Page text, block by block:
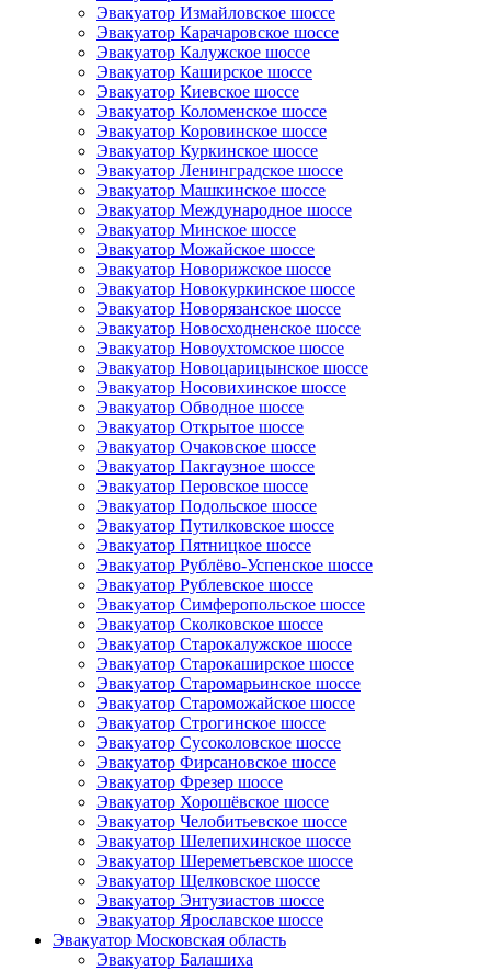
Эвакуатор Измайловское шоссе
Эвакуатор Карачаровское шоссе
Эвакуатор Калужское шоссе
Эвакуатор Каширское шоссе
Эвакуатор Киевское шоссе
Эвакуатор Коломенское шоссе
Эвакуатор Коровинское шоссе
Эвакуатор Куркинское шоссе
Эвакуатор Ленинградское шоссе
Эвакуатор Машкинское шоссе
Эвакуатор Международное шоссе
Эвакуатор Минское шоссе
Эвакуатор Можайское шоссе
Эвакуатор Новорижское шоссе
Эвакуатор Новокуркинское шоссе
Эвакуатор Новорязанское шоссе
Эвакуатор Новосходненское шоссе
Эвакуатор Новоухтомское шоссе
Эвакуатор Новоцарицынское шоссе
Эвакуатор Носовихинское шоссе
Эвакуатор Обводное шоссе
Эвакуатор Открытое шоссе
Эвакуатор Очаковское шоссе
Эвакуатор Пакгаузное шоссе
Эвакуатор Перовское шоссе
Эвакуатор Подольское шоссе
Эвакуатор Путилковское шоссе
Эвакуатор Пятницкое шоссе
Эвакуатор Рублёво-Успенское шоссе
Эвакуатор Рублевское шоссе
Эвакуатор Симферопольское шоссе
Эвакуатор Сколковское шоссе
Эвакуатор Старокалужское шоссе
Эвакуатор Старокаширское шоссе
Эвакуатор Старомарьинское шоссе
Эвакуатор Староможайское шоссе
Эвакуатор Строгинское шоссе
Эвакуатор Сусоколовское шоссе
Эвакуатор Фирсановское шоссе
Эвакуатор Фрезер шоссе
Эвакуатор Хорошёвское шоссе
Эвакуатор Челобитьевское шоссе
Эвакуатор Шелепихинское шоссе
Эвакуатор Шереметьевское шоссе
Эвакуатор Щелковское шоссе
Эвакуатор Энтузиастов шоссе
Эвакуатор Ярославское шоссе
Эвакуатор Московская область
Эвакуатор Балашиха